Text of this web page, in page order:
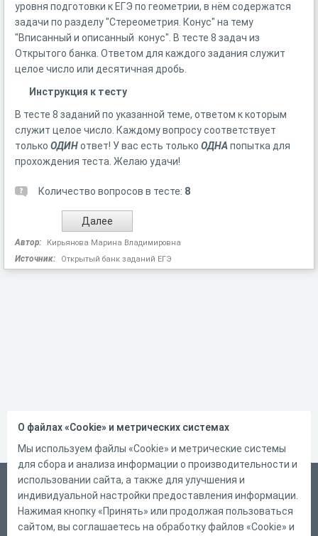
уровня подготовки к ЕГЭ по геометрии, в нём содержатся
задачи по разделу "Стереометрия. Конус" на тему
"Вписанный и описанный конус". В тесте 8 задач из
Открытого банка. Ответом для каждого задания служит
целое число или десятичная дробь.
Инструкция к тесту
В тесте 8 заданий по указанной теме, ответом к которым
служит целое число. Каждому вопросу соответствует
только ОДИНответ! У вас есть только ОДНА попытка для
прохождения теста. Желаю удачи!
Количество вопросов в тесте: 8
Автор: Кирьянова Марина Владимировна
Источник: Открытый банк заданий ЕГЭ
Русский
Справка
Форма обратной связи
О файлах «Cookie» и метрических системах
Мы используем файлы «Cookie» и метрические системы
для сбора и анализа информации о производительности и
использовании сайта, а также для улучшения и
индивидуальной настройки предоставления информации.
Нажимая кнопку «Принять» или продолжая пользоваться
сайтом, вы соглашаетесь на обработку файлов «Cookie» и